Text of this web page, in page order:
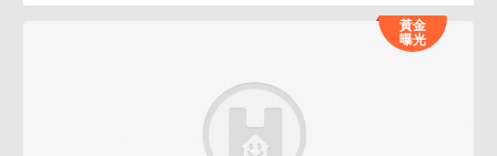
黃金
曝光